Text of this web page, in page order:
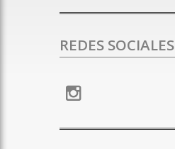
REDES SOCIALES